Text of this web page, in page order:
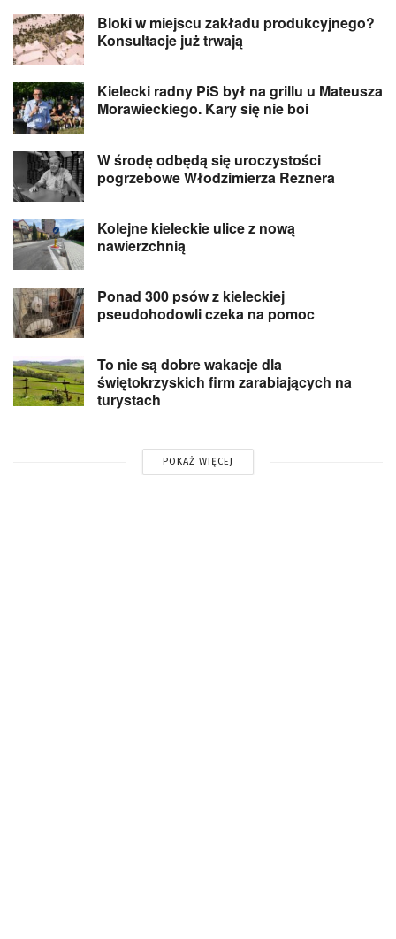
Bloki w miejscu zakładu produkcyjnego?
Konsultacje już trwają
Kielecki radny PiS był na grillu u Mateusza
Morawieckiego. Kary się nie boi
W środę odbędą się uroczystości
pogrzebowe Włodzimierza Reznera
Kolejne kieleckie ulice z nową
nawierzchnią
Ponad 300 psów z kieleckiej
pseudohodowli czeka na pomoc
To nie są dobre wakacje dla
świętokrzyskich firm zarabiających na
turystach
POKAŻ WIĘCEJ